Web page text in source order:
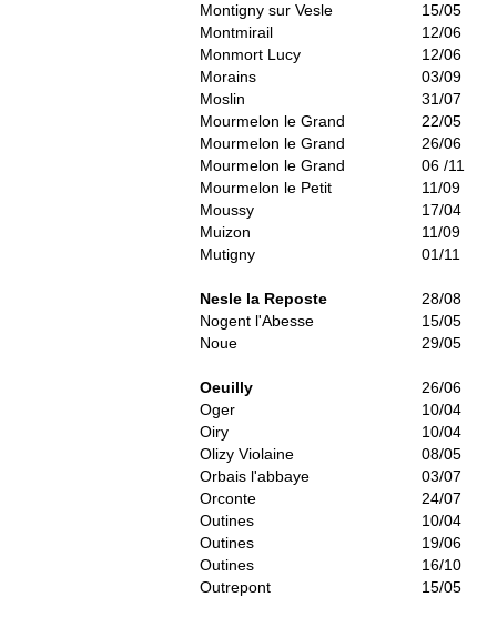
Montigny sur Vesle
15/05
Montmirail
12/06
Monmort Lucy
12/06
Morains
03/09
Moslin
31/07
Mourmelon le Grand
22/05
Mourmelon le Grand
26/06
Mourmelon le Grand
06 /11
Mourmelon le Petit
11/09
Moussy
17/04
Muizon
11/09
Mutigny
01/11
Nesle la Reposte
28/08
Nogent l'Abesse
15/05
Noue
29/05
Oeuilly
26/06
Oger
10/04
Oiry
10/04
Olizy Violaine
08/05
Orbais l'abbaye
03/07
Orconte
24/07
Outines
10/04
Outines
19/06
Outines
16/10
Outrepont
15/05